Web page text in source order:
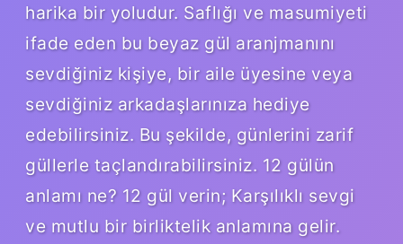
harika bir yoludur. Saflığı ve masumiyeti
ifade eden bu beyaz gül aranjmanını
sevdiğiniz kişiye, bir aile üyesine veya
sevdiğiniz arkadaşlarınıza hediye
edebilirsiniz. Bu şekilde, günlerini zarif
güllerle taçlandırabilirsiniz. 12 gülün
anlamı ne? 12 gül verin; Karşılıklı sevgi
ve mutlu bir birliktelik anlamına gelir.